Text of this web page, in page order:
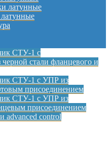
латунные
СТУ-1 с
стали фланцевого и
СТУ-1 с УПР из
присоединением
СТУ-1 с УПР из
присоединением
advanced control